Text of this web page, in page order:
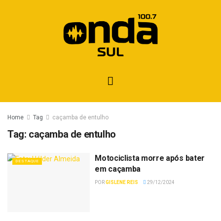
Home Tag caçamba de entulho
Tag: caçamba de entulho
DESTAQUE
Motociclista morre após bater
em caçamba
PORGISLENE REIS 29/12/2024